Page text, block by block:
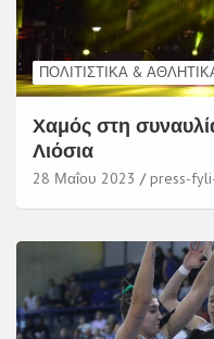
ΠΟΛΙΤΙΣΤΙΚΆ &
Χαμός στη
Λιόσια
28 Μαΐου 2023 press-